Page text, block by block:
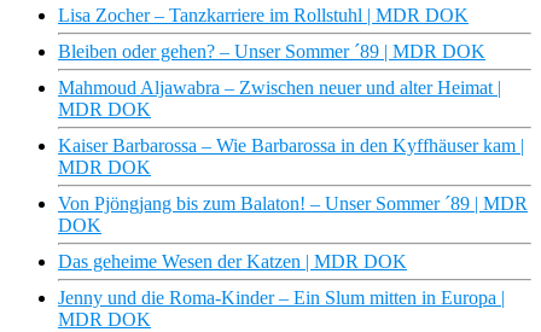
Lisa Zocher – Tanzkarriere im Rollstuhl | MDR DOK
Bleiben oder gehen? – Unser Sommer ´89 | MDR DOK
Mahmoud Aljawabra – Zwischen neuer und alter Heimat |
MDR DOK
Kaiser Barbarossa – Wie Barbarossa in den Kyffhäuser kam |
MDR DOK
Von Pjöngjang bis zum Balaton! – Unser Sommer ´89 | MDR
DOK
Das geheime Wesen der Katzen | MDR DOK
Jenny und die Roma-Kinder – Ein Slum mitten in Europa |
MDR DOK